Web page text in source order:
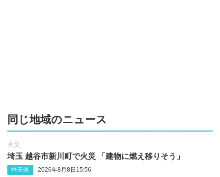
同じ地域のニュース
火災
埼玉 越谷市新川町で火災 「建物に燃え移りそう」
埼玉県 2026年8月8日15:56